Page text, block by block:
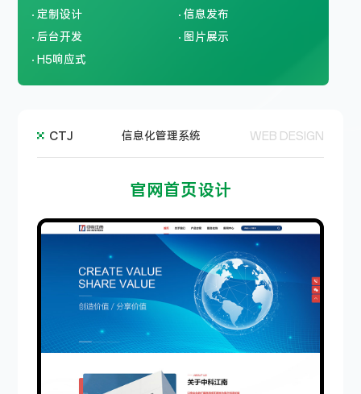
定制设计
信息发布
后台开发
图片展示
H5响应式
CTJ 信息化管理系统 WEB DESIGN
官网首页设计